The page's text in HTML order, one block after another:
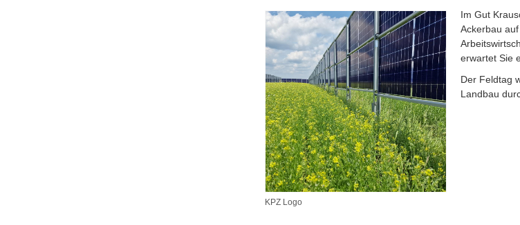
KPZ Logo
Im Gut
Ackerbau
erwartet Sie
Der Feldtag
Landbau